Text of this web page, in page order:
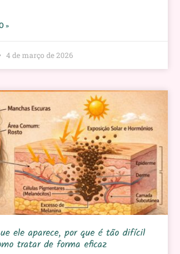
»
4 de março de 2026
ele aparece, por que é tão difícil
tratar de forma eficaz